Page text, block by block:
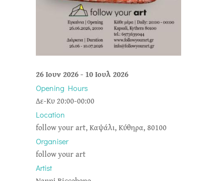
26 Ιουν 2026- 10 Ιουλ 2026
Opening Hours
Δε-Κυ 20:00-00:00
Location
follow your art, Καψάλι, Κύθηρα, 80100
Organiser
follow your art
Artist